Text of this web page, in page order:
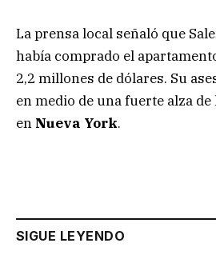
La prensa local señaló que
había comprado el
2,2 millones de dólares. Su
en medio de una fuerte alza
en Nueva York.
SIGUE LEYENDO